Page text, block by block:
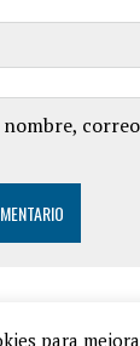
para